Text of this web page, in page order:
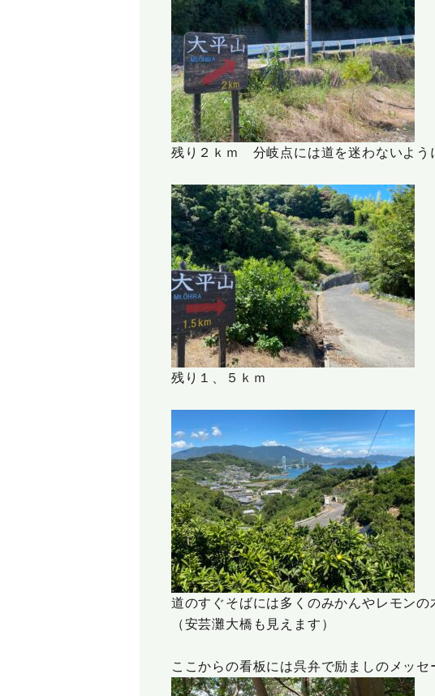
残り２ｋｍ 分岐点には道を迷わないよう
残り１、５ｋｍ
道のすぐそばには多くのみかんやレモン
（安芸灘大橋も見えます）
ここからの看板には呉弁で励ましのメッ